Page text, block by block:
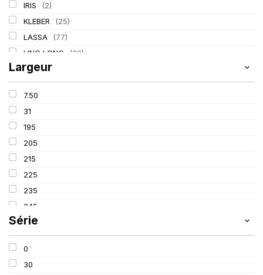
IRIS
(2)
KLEBER
(25)
LASSA
(77)
LING LONG
(39)
MICHELIN
PIRELLI (110)
TIGAR
Largeur
7.50
31
195
205
215
225
235
245
255
265
275
285
Série
0
30